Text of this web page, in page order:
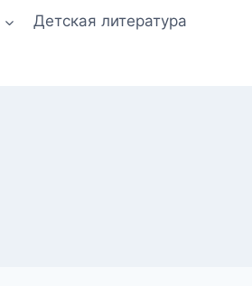
Детская литература